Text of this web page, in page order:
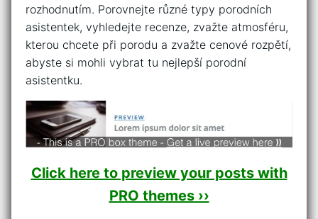
rozhodnutím. Porovnejte různé typy porodních
asistentek, vyhledejte recenze, zvažte atmosféru,
kterou chcete při porodu a zvažte cenové rozpětí,
abyste si mohli vybrat tu nejlepší porodní
asistentku.
Click here to preview your posts with
PRO themes ››